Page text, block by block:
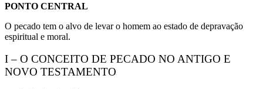
PONTO CENTRAL
O pecado tem o alvo de levar o homem ao estado de depravação
espiritual e moral.
I – O CONCEITO DE PECADO NO ANTIGO E
NOVO TESTAMENTO